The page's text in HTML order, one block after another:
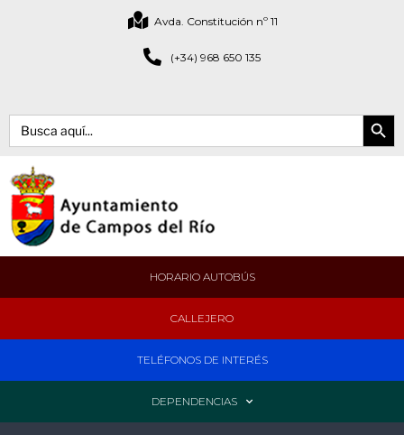
Avda. Constitución nº 11
(+34) 968 650 135
Buscar: Botón de
HORARIO AUTOBÚS
CALLEJERO
TELÉFONOS DE INTERÉS
DEPENDENCIAS